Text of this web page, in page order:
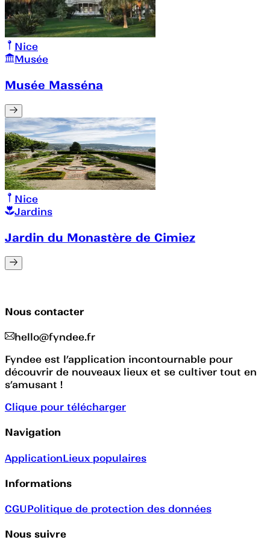
Nice
Musée
Musée Masséna
Nice
Jardins
Jardin du Monastère de Cimiez
Nous contacter
hello@fyndee.fr
Fyndee est l’application incontournable pour
découvrir de nouveaux lieux et se cultiver tout en
s’amusant !
Clique pour télécharger
Navigation
ApplicationLieux populaires
Informations
CGUPolitique de protection des données
Nous suivre